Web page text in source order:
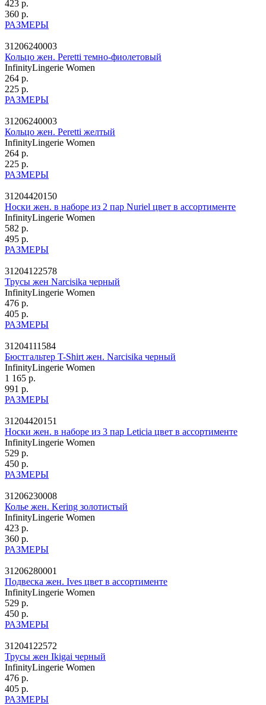
423 р.
360 р.
РАЗМЕРЫ
31206240003
Кольцо жен. Peretti темно-фиолетовый
InfinityLingerie Women
264 р.
225 р.
РАЗМЕРЫ
31206240003
Кольцо жен. Peretti желтый
InfinityLingerie Women
264 р.
225 р.
РАЗМЕРЫ
31204420150
Носки жен. в наборе из 2 пар Nuriel цвет в ассортименте
InfinityLingerie Women
582 р.
495 р.
РАЗМЕРЫ
31204122578
Трусы жен Narcisika черный
InfinityLingerie Women
476 р.
405 р.
РАЗМЕРЫ
31204111584
Бюстгальтер T-Shirt жен. Narcisika черный
InfinityLingerie Women
1 165 р.
991 р.
РАЗМЕРЫ
31204420151
Носки жен. в наборе из 3 пар Leticia цвет в ассортименте
InfinityLingerie Women
529 р.
450 р.
РАЗМЕРЫ
31206230008
Колье жен. Kering золотистый
InfinityLingerie Women
423 р.
360 р.
РАЗМЕРЫ
31206280001
Подвеска жен. Ives цвет в ассортименте
InfinityLingerie Women
529 р.
450 р.
РАЗМЕРЫ
31204122572
Трусы жен Ikigai черный
InfinityLingerie Women
476 р.
405 р.
РАЗМЕРЫ